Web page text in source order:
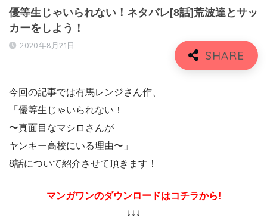
優等生じゃいられない！ネタバレ[8話]荒波達とサッ
カーをしよう！
2020年8月21日
今回の記事では有馬レンジさん作、
「優等生じゃいられない！
〜真面目なマシロさんが
ヤンキー高校にいる理由〜」
8話について紹介させて頂きます！
マンガワンのダウンロードはコチラから!
↓↓↓